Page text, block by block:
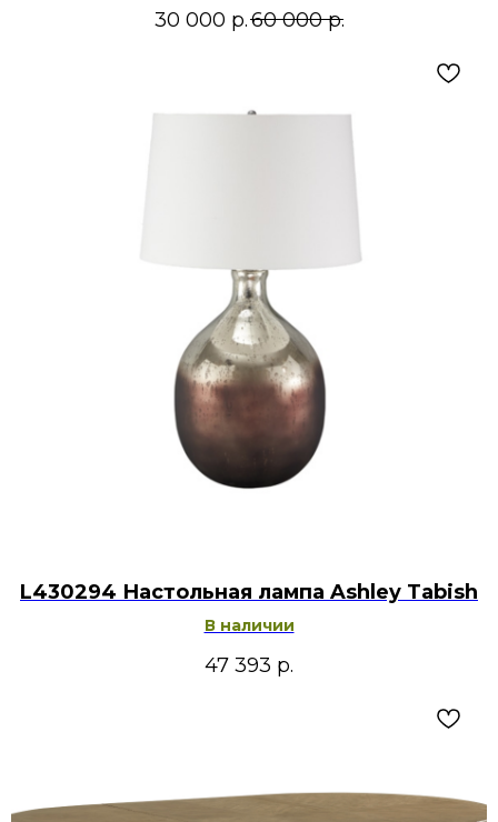
30 000 р.60 000 р.
L430294 Настольная лампа Ashley Tabish
В наличии
47 393 р.